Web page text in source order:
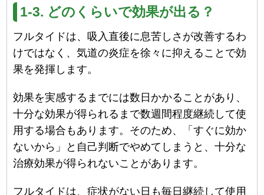
1-3. どのくらいで効果が出る？
フルタイドは、吸入直後に息苦しさが改善するわ
けではなく、気道の炎症を徐々に抑えることで効
果を発揮します。
効果を実感するまでには数日かかることがあり、
十分な効果が得られるまで数週間程度継続して使
用する場合もあります。そのため、「すぐに効か
ないから」と自己判断でやめてしまうと、十分な
治療効果が得られないことがあります。
フルタイドは、症状がない日も毎日継続して使用